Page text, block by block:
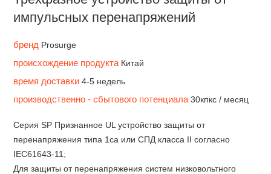
импульсных перенапряжений
бренд Prosurge
происхождение продукта Китай
время доставки4-5 недель
производственно - сбытового потенциала30кпкс / месяц
Серия SP Признанное UL устройство защиты от
перенапряжения типа 1ca или СПД класса II согласно
IEC61643-11;
Для защиты от перенапряжения систем низковольтного